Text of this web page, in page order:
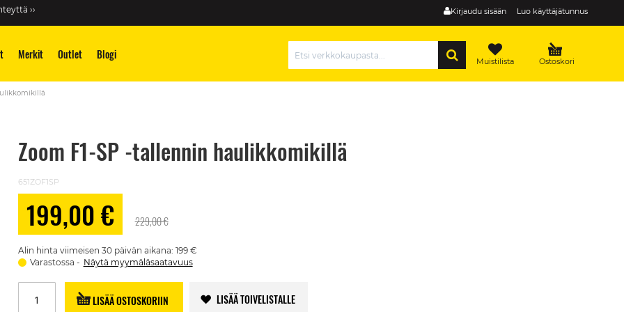
Kirjaudu sisään Luo käyttäjätunnus
››
Merkit Outlet Blogi Ostoskori
Muistilista
Zoom F1-SP -tallennin haulikkomikillä
651ZOF1SP
Alennushinta
199,00 € 229,00 €
Alin hinta viimeisen 30 päivän aikana: 199 €
Varastossa
Näytä myymäläsaatavuus
LISÄÄ OSTOSKORIIN LISÄÄ TOIVELISTALLE